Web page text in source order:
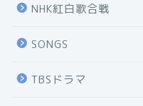
NHK紅白歌合戦
SONGS
TBSドラマ